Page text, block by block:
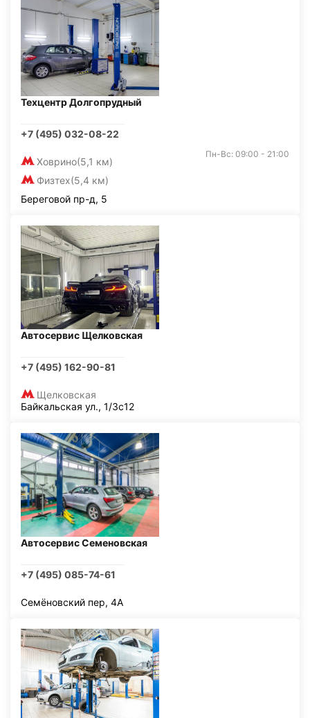
Техцентр Долгопрудный
+7 (495) 032-08-22
Ховрино(5,1 км)
Физтех(5,4 км)
Пн-Вс: 09:00 - 21:00
Береговой пр-д, 5
Автосервис Щелковская
+7 (495) 162-90-81
Щелковская
Байкальская ул., 1/3с12
Автосервис Семеновская
+7 (495) 085-74-61
Семёновский пер, 4А